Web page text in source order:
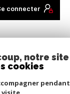
connecter
adhérons
notre site
cookies
pendant